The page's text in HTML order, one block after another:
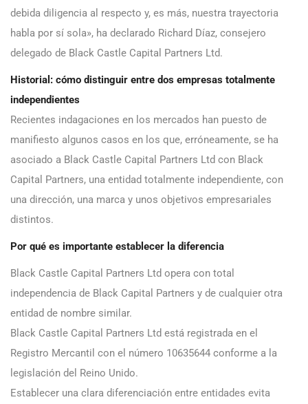
debida diligencia al respecto y, es más, nuestra trayectoria
habla por sí sola», ha declarado Richard Díaz, consejero
delegado de Black Castle Capital Partners Ltd.
Historial: cómo distinguir entre dos empresas totalmente
independientes
Recientes indagaciones en los mercados han puesto de
manifiesto algunos casos en los que, erróneamente, se ha
asociado a Black Castle Capital Partners Ltd con Black
Capital Partners, una entidad totalmente independiente, con
una dirección, una marca y unos objetivos empresariales
distintos.
Por qué es importante establecer la diferencia
Black Castle Capital Partners Ltd opera con total
independencia de Black Capital Partners y de cualquier otra
entidad de nombre similar.
Black Castle Capital Partners Ltd está registrada en el
Registro Mercantil con el número 10635644 conforme a la
legislación del Reino Unido.
Establecer una clara diferenciación entre entidades evita